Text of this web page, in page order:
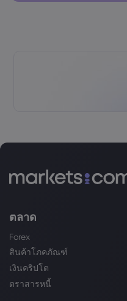
ตลาด
Forex
สินค้าโภคภัณฑ์
เงินคริปโต
ตราสารหนี้